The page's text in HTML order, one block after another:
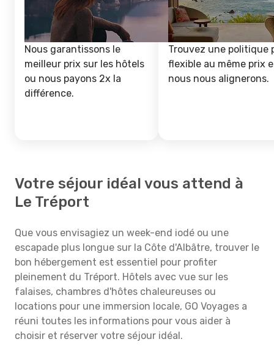
Nous garantissons le
meilleur prix sur les hôtels
ou nous payons 2x la
différence.
Trouvez une politique
flexible au même prix
nous nous alignerons.
Votre séjour idéal vous attend à
Le Tréport
Que vous envisagiez un week-end iodé ou une
escapade plus longue sur la Côte d'Albâtre, trouver le
bon hébergement est essentiel pour profiter
pleinement du Tréport. Hôtels avec vue sur les
falaises, chambres d'hôtes chaleureuses ou
locations pour une immersion locale, GO Voyages a
réuni toutes les informations pour vous aider à
choisir et réserver votre séjour idéal.